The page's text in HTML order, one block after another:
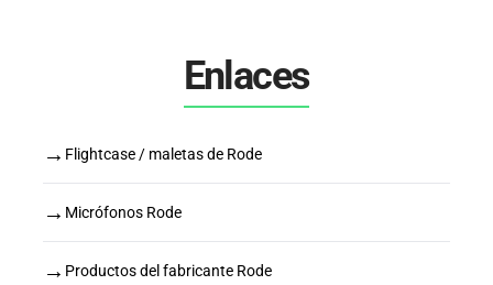
Enlaces
→ Flightcase / maletas de Rode
→ Micrófonos Rode
→ Productos del fabricante Rode